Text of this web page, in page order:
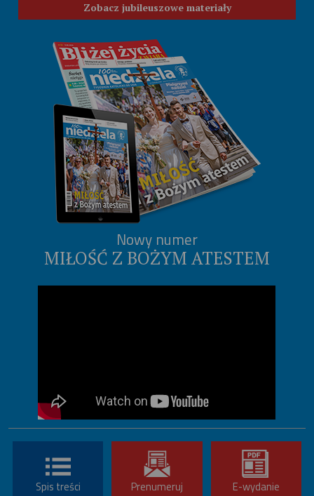
Zobacz jubileuszowe materiały
Nowy numer
MIŁOŚĆ Z BOŻYM ATESTEM
Spis treści Prenumeruj E-wydanie